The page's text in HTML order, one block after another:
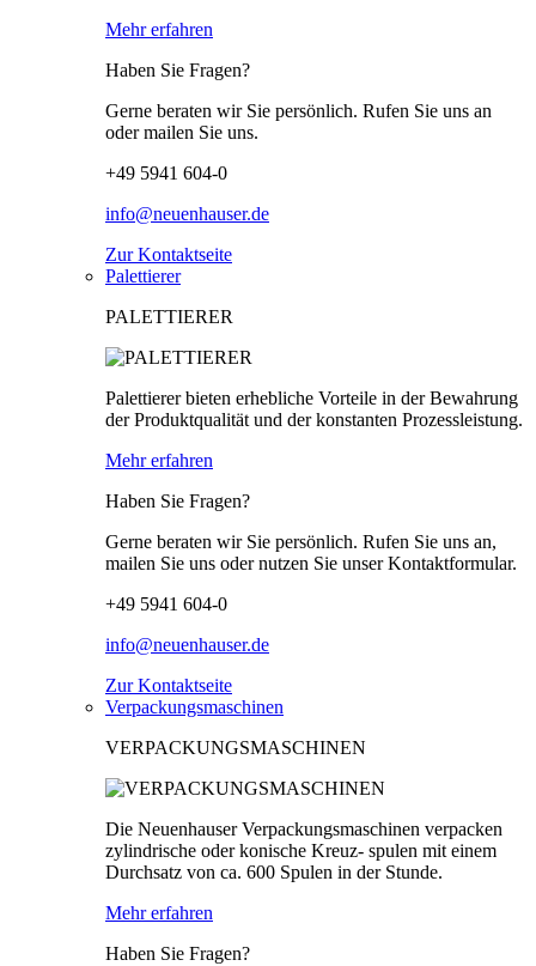
Mehr erfahren
Haben Sie Fragen?
Gerne beraten wir Sie persönlich. Rufen Sie uns an
oder mailen Sie uns.
+49 5941 604-0
info@neuenhauser.de
Zur Kontaktseite
Palettierer
PALETTIERER
Palettierer bieten erhebliche Vorteile in der Bewahrung
der Produktqualität und der konstanten Prozessleistung.
Mehr erfahren
Haben Sie Fragen?
Gerne beraten wir Sie persönlich. Rufen Sie uns an,
mailen Sie uns oder nutzen Sie unser Kontaktformular.
+49 5941 604-0
info@neuenhauser.de
Zur Kontaktseite
Verpackungsmaschinen
VERPACKUNGSMASCHINEN
Die Neuenhauser Verpackungsmaschinen verpacken
zylindrische oder konische Kreuz- spulen mit einem
Durchsatz von ca. 600 Spulen in der Stunde.
Mehr erfahren
Haben Sie Fragen?